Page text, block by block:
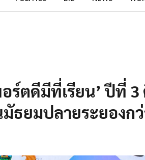
อร์ตดีมีที่เรียน’ ปีที่
ธยมปลายระยองก